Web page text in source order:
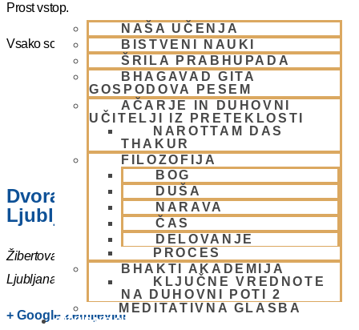
NAŠA UČENJA
BISTVENI NAUKI
ŠRILA PRABHUPADA
BHAGAVAD GITA
GOSPODOVA PESEM
AČARJE IN DUHOVNI
UČITELJI IZ PRETEKLOSTI
NAROTTAM DAS
THAKUR
FILOZOFIJA
BOG
DUŠA
NARAVA
ČAS
DELOVANJE
PROCES
BHAKTI AKADEMIJA
KLJUČNE VREDNOTE
NA DUHOVNI POTI 2
MEDITATIVNA GLASBA
SKUPNOST
Prost vstop.
Vsako soboto ob 16.00 do 17:00
Dvorana – Center Hare Krišna v
Ljubljani
Žibertova 27
Ljubljana
Slovenia
+ Google Zemljevidi